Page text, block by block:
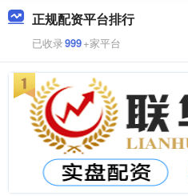
正规配资平台排行
已收录999+家平台